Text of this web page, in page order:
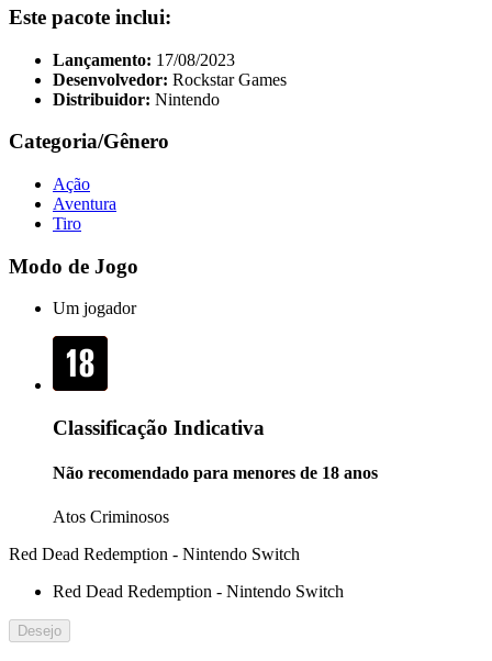
Este pacote inclui:
Lançamento: 17/08/2023
Desenvolvedor: Rockstar Games
Distribuidor: Nintendo
Categoria/Gênero
Ação
Aventura
Tiro
Modo de Jogo
Um jogador
Classificação Indicativa
Não recomendado para menores de 18 anos
Atos Criminosos
Red Dead Redemption - Nintendo Switch
Red Dead Redemption - Nintendo Switch
Desejo